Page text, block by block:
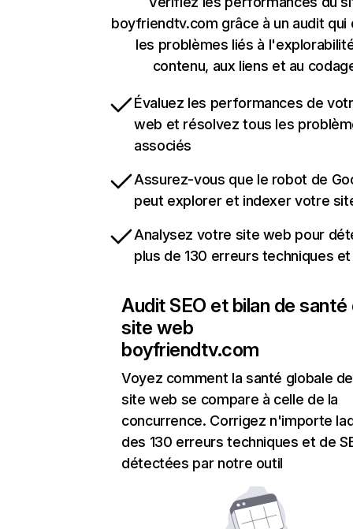
boyfriendtv.com grâce à un audit
les problèmes liés à
contenu, aux liens et au
Évaluez les performances de
web et résolvez tous les
associés
Assurez-vous que le robot de
peut explorer et indexer votre
Analysez votre site web pour
plus de 130 erreurs techniques et
Audit SEO et bilan de santé
site web
boyfriendtv.com
Voyez comment la santé globale
site web se compare à celle de la
concurrence. Corrigez n'importe
des 130 erreurs techniques et de
détectées par notre outil